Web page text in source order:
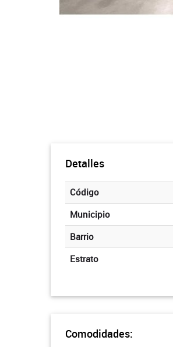
Detalles
Código
Municipio
Barrio
Estrato
Comodidades: